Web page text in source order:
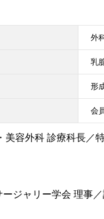
外
乳
形
会
美容外科 診療科長／
ジャリー学会 理事